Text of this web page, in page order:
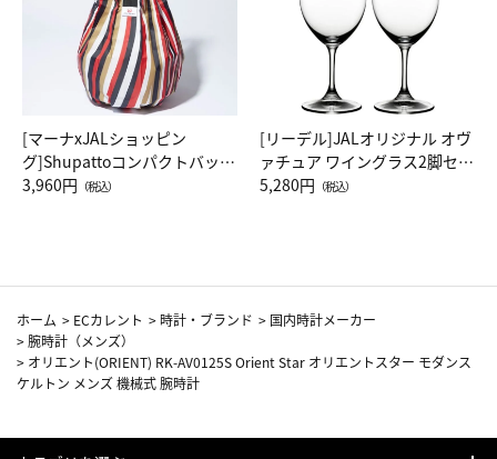
[マーナxJALショッピン
グ]Shupattoコンパクトバッグ
Drop JAL客室乗務員（LC）ス
3,960円 （税込）
[リーデル]JALオリジナル オヴ
ァチュア ワイングラス2脚セッ
ト（レッドワイン）
5,280円 （税込）
ホーム > ECカレント > 時計・ブランド > 国内時計メーカー
>腕時計（メンズ）
> オリエント(ORIENT) RK-AV0125S Orient Star オリエントスター モダンス
ケルトン メンズ 機械式 腕時計